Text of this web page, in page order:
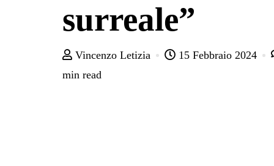
surreale”
Vincenzo Letizia 15 Febbraio 2024
min read